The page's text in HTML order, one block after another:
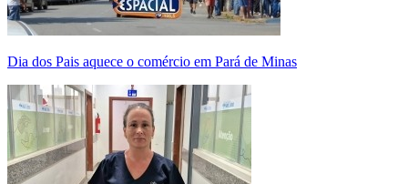
Dia dos Pais aquece o comércio em Pará de Minas